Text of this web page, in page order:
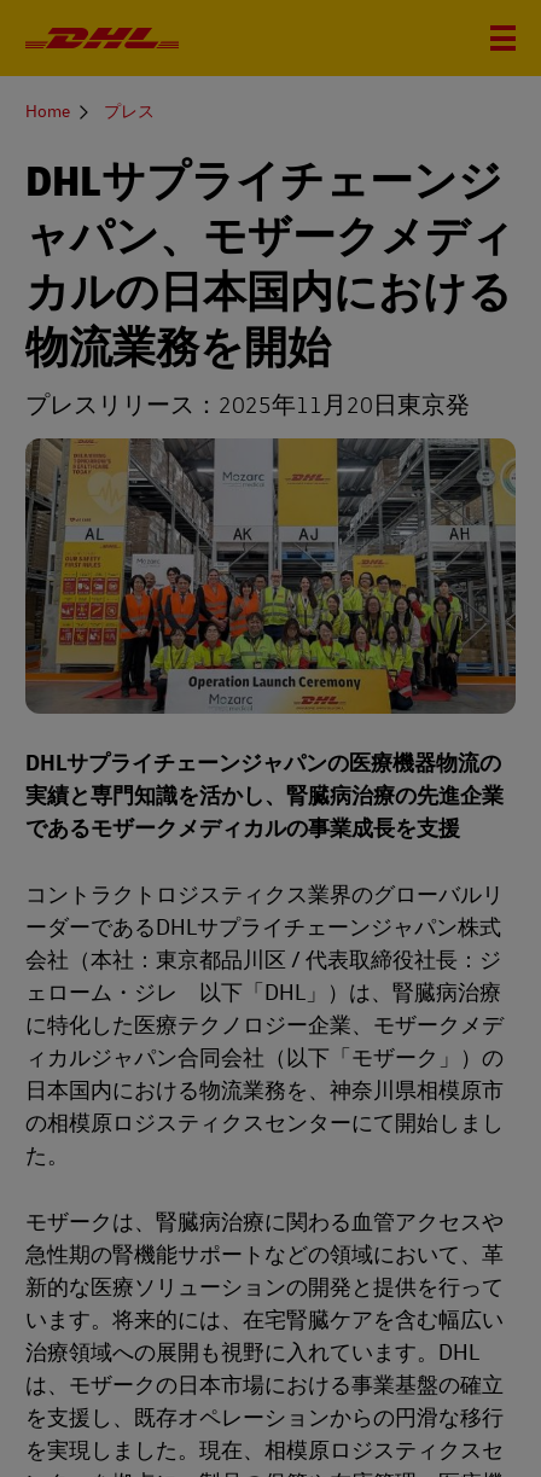
You
Home プレス
DHLサプライチェーンジ
ャパン、モザークメディ
カルの日本国内における
物流業務を開始
プレスリリース：2025年11月20日東京発
DHLサプライチェーンジャパンの医療機器物流の
実績と専門知識を活かし、腎臓病治療の先進企業
であるモザークメディカルの事業成長を支援
コントラクトロジスティクス業界のグローバルリ
ーダーであるDHLサプライチェーンジャパン株式
会社（本社：東京都品川区 / 代表取締役社長：ジ
ェローム・ジレ 以下「DHL」）は、腎臓病治療
に特化した医療テクノロジー企業、モザークメデ
ィカルジャパン合同会社（以下「モザーク」）の
日本国内における物流業務を、神奈川県相模原市
の相模原ロジスティクスセンターにて開始しまし
た。
モザークは、腎臓病治療に関わる血管アクセスや
急性期の腎機能サポートなどの領域において、革
新的な医療ソリューションの開発と提供を行って
います。将来的には、在宅腎臓ケアを含む幅広い
治療領域への展開も視野に入れています。DHL
は、モザークの日本市場における事業基盤の確立
を支援し、既存オペレーションからの円滑な移行
を実現しました。現在、相模原ロジスティクスセ